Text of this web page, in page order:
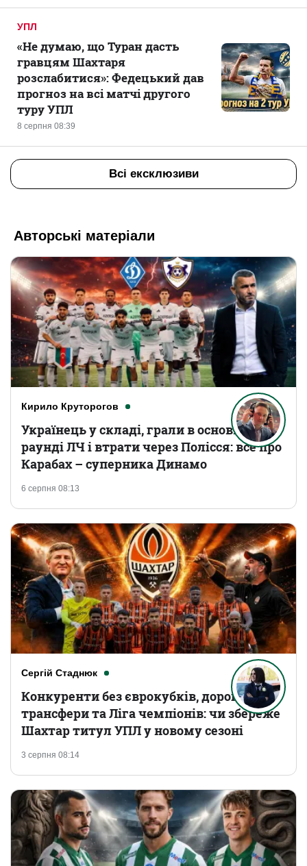
УПЛ
8 серпня 08:39
«Не думаю, що Туран дасть
гравцям Шахтаря
розслабитися»: Федецький дав
прогноз на всі матчі другого
туру УПЛ
Всі ексклюзиви
Авторські матеріали
Кирило Круторогов
6 серпня 08:13
Українець у складі, грали в основному
раунді ЛЧ і втрати через Полісся: все про
Карабах – суперника Динамо
Сергій Стаднюк
3 серпня 08:14
Конкуренти без єврокубків, дорогі
трансфери та Ліга чемпіонів: чи збереже
Шахтар титул УПЛ у новому сезоні